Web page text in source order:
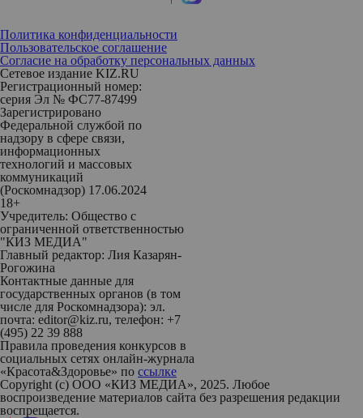
Политика конфиденциальности
Пользовательское соглашение
Согласие на обработку персональных данных
Сетевое издание KIZ.RU
Регистрационный номер:
серия Эл № ФС77-87499
Зарегистрировано
Федеральной службой по
надзору в сфере связи,
информационных
технологий и массовых
коммуникаций
(Роскомнадзор) 17.06.2024
18+
Учредитель: Общество с
ограниченной ответственностью
"КИЗ МЕДИА"
Главный редактор: Лия Казарян-
Рогожина
Контактные данные для
государственных органов (в том
числе для Роскомнадзора): эл.
почта: editor@kiz.ru, телефон: +7
(495) 22 39 888
Правила проведения конкурсов в
социальных сетях онлайн-журнала
«Красота&Здоровье» по ссылке
Copyright (с) ООО «КИЗ МЕДИА», 2025. Любое
воспроизведение материалов сайта без разрешения редакции
воспрещается.